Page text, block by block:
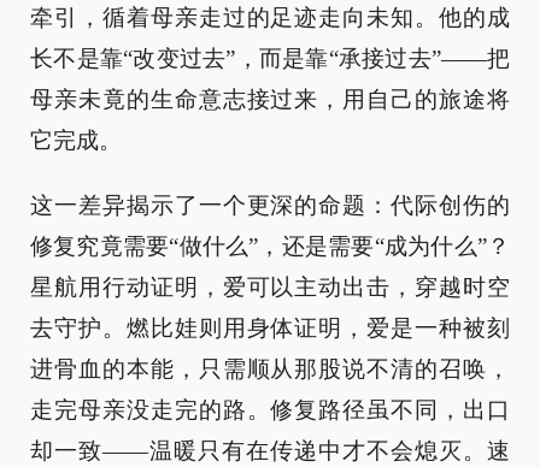
牵引，循着母亲走过的足迹走向未知。他的成
长不是靠“改变过去”，而是靠“承接过去”——把
母亲未竟的生命意志接过来，用自己的旅途将
它完成。
这一差异揭示了一个更深的命题：代际创伤的
修复究竟需要“做什么”，还是需要“成为什么”？
星航用行动证明，爱可以主动出击，穿越时空
去守护。燃比娃则用身体证明，爱是一种被刻
进骨血的本能，只需顺从那股说不清的召唤，
走完母亲没走完的路。修复路径虽不同，出口
却一致——温暖只有在传递中才不会熄灭。速